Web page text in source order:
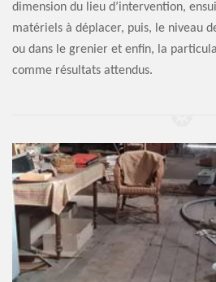
dimension du lieu d’intervention,
matériels à déplacer, puis, le niveau
ou dans le grenier et enfin, la
comme résultats attendus.